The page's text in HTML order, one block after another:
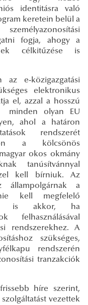
identitásra való
keretein belül a
fogja, ahogy a
célkitűzése is
az e-közigazgatási
elektronikus
el, azzal a hosszú
olyan EU
ahol a határon
rendszerét
a kölcsönös
okos okmány
tanúsítvánnyal
kell bírniuk. Az
állampolgárnak a
kell megfelelő
is akkor, ha
felhasználásával
rendszerekhez. A
szükséges,
rendszerén
tranzakciók
híre szerint,
vezettek